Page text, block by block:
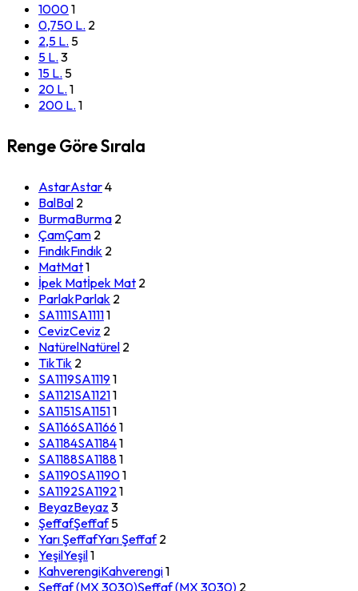
10001
0,750 L. 2
2,5 L. 5
5 L. 3
15 L. 5
20 L. 1
200 L. 1
Renge Göre Sırala
AstarAstar4
BalBal 2
BurmaBurma 2
ÇamÇam 2
FındıkFındık 2
MatMat1
İpek Matİpek Mat 2
ParlakParlak 2
SA1111SA11111
CevizCeviz 2
NatürelNatürel 2
TikTik 2
SA1119SA11191
SA1121SA11211
SA1151SA11511
SA1166SA11661
SA1184SA11841
SA1188SA11881
SA1190SA11901
SA1192SA11921
BeyazBeyaz 3
ŞeffafŞeffaf 5
Yarı ŞeffafYarı Şeffaf 2
YeşilYeşil1
KahverengiKahverengi1
Şeffaf (MX 3030)Şeffaf (MX 3030) 2